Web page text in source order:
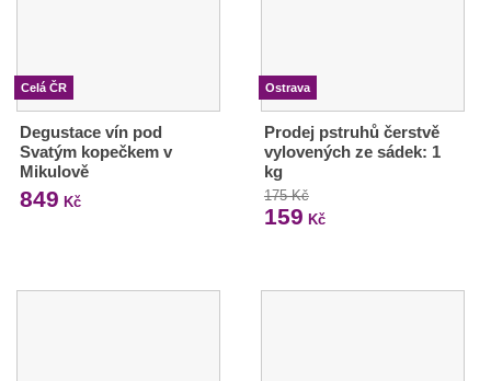
Celá ČR
Degustace vín pod
Svatým kopečkem v
Mikulově
849 Kč
Ostrava
Prodej pstruhů čerstvě
vylovených ze sádek: 1
kg
175 Kč
159 Kč